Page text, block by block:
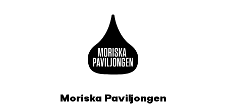
Moriska Paviljongen